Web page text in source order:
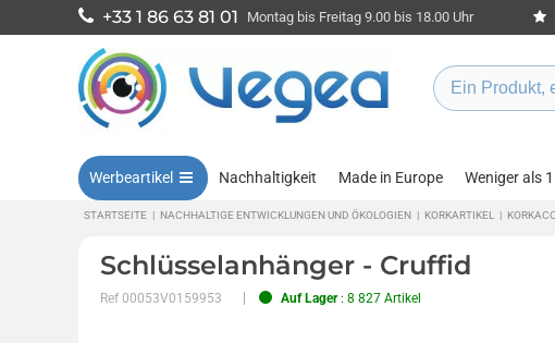
+33 1 86 63 81 01 Montag bis Freitag 9.00 bis 18.00 Uhr
Werbeartikel Nachhaltigkeit Made in Europe Weniger als
STARTSEITE | NACHHALTIGE ENTWICKLUNGEN UND ÖKOLOGIEN | KORKARTIKEL |
Schlüsselanhänger - Cruffid
Ref 00053V0159953 Auf Lager: 8 827 Artikel